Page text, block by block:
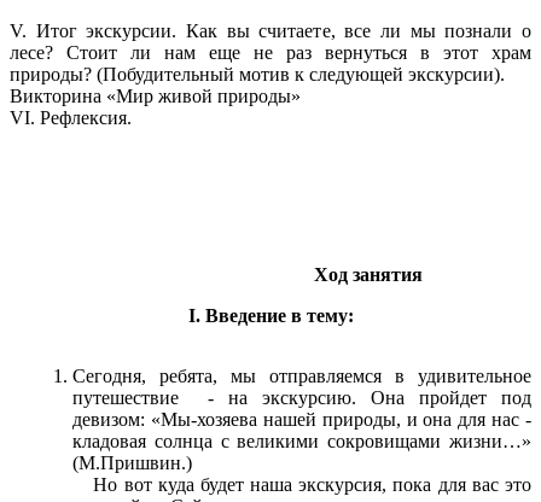
V. Итог экскурсии. Как вы считаете, все ли мы познали о
лесе? Стоит ли нам еще не раз вернуться в этот храм
природы? (Побудительный мотив к следующей экскурсии).
Викторина «Мир живой природы»
VI. Рефлексия.
Ход занятия
I. Введение в тему:
Сегодня, ребята, мы отправляемся в удивительное
путешествие - на экскурсию. Она пройдет под
девизом: «Мы-хозяева нашей природы, и она для нас -
кладовая солнца с великими сокровищами жизни…»
(М.Пришвин.)
Но вот куда будет наша экскурсия, пока для вас это